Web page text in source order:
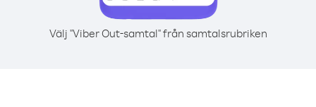
Välj "Viber Out-samtal" från samtalsrubriken